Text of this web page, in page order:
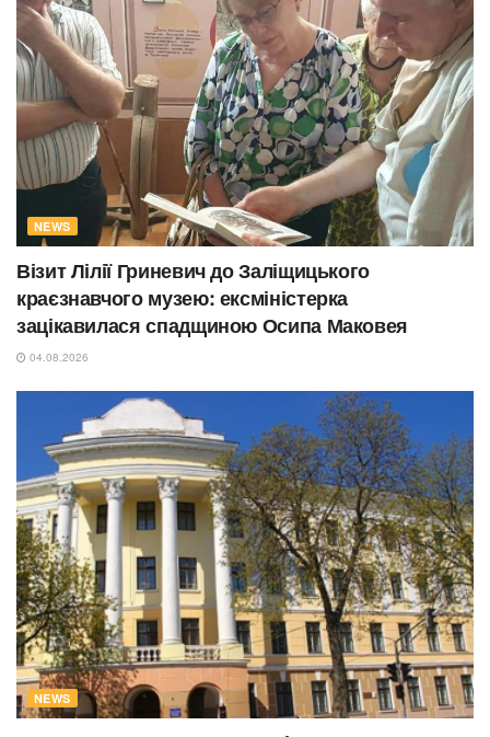
NEWS
Візит Лілії Гриневич до Заліщицького
краєзнавчого музею: ексміністерка
зацікавилася спадщиною Осипа Маковея
04.08.2026
NEWS